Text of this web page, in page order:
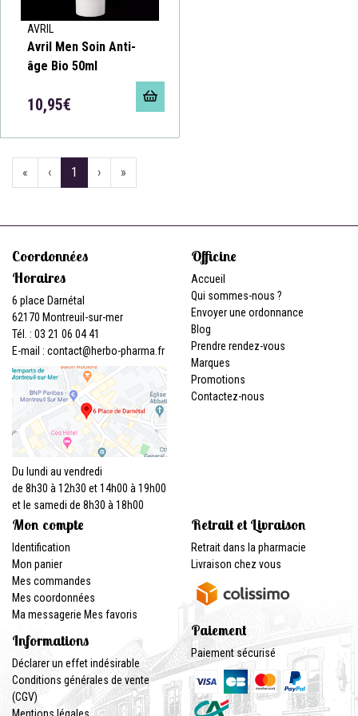
AVRIL
Avril Men Soin Anti-
âge Bio 50ml
10,95€
« ‹ 1 › »
Coordonnées
Horaires
6 place Darnétal
62170 Montreuil-sur-mer
Tél. : 03 21 06 04 41
E-mail : contact@herbo-pharma.fr
Du lundi au vendredi
de 8h30 à 12h30 et 14h00 à 19h00
et le samedi de 8h30 à 18h00
Officine
Accueil
Qui sommes-nous ?
Envoyer une ordonnance
Blog
Prendre rendez-vous
Marques
Promotions
Contactez-nous
Mon compte
Identification
Mon panier
Mes commandes
Mes coordonnées
Ma messagerie Mes favoris
Informations
Déclarer un effet indésirable
Conditions générales de vente
(CGV)
Retrait et Livraison
Retrait dans la pharmacie
Livraison chez vous
Paiement
Paiement sécurisé